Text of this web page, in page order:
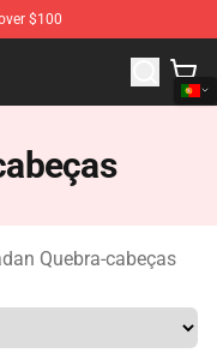
$100
Merchandise Store
Quebra-cabeças